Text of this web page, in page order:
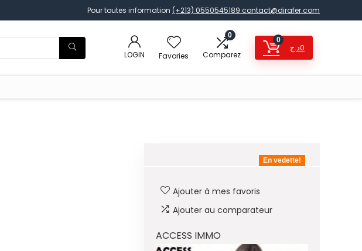
Pour toutes information (+213) 0550545189 contact@dirafer.com
LOGIN Favories
0
Comparez
0
0د.ج
En vedette!
Ajouter à mes favoris
Ajouter au comparateur
ACCESS IMMO